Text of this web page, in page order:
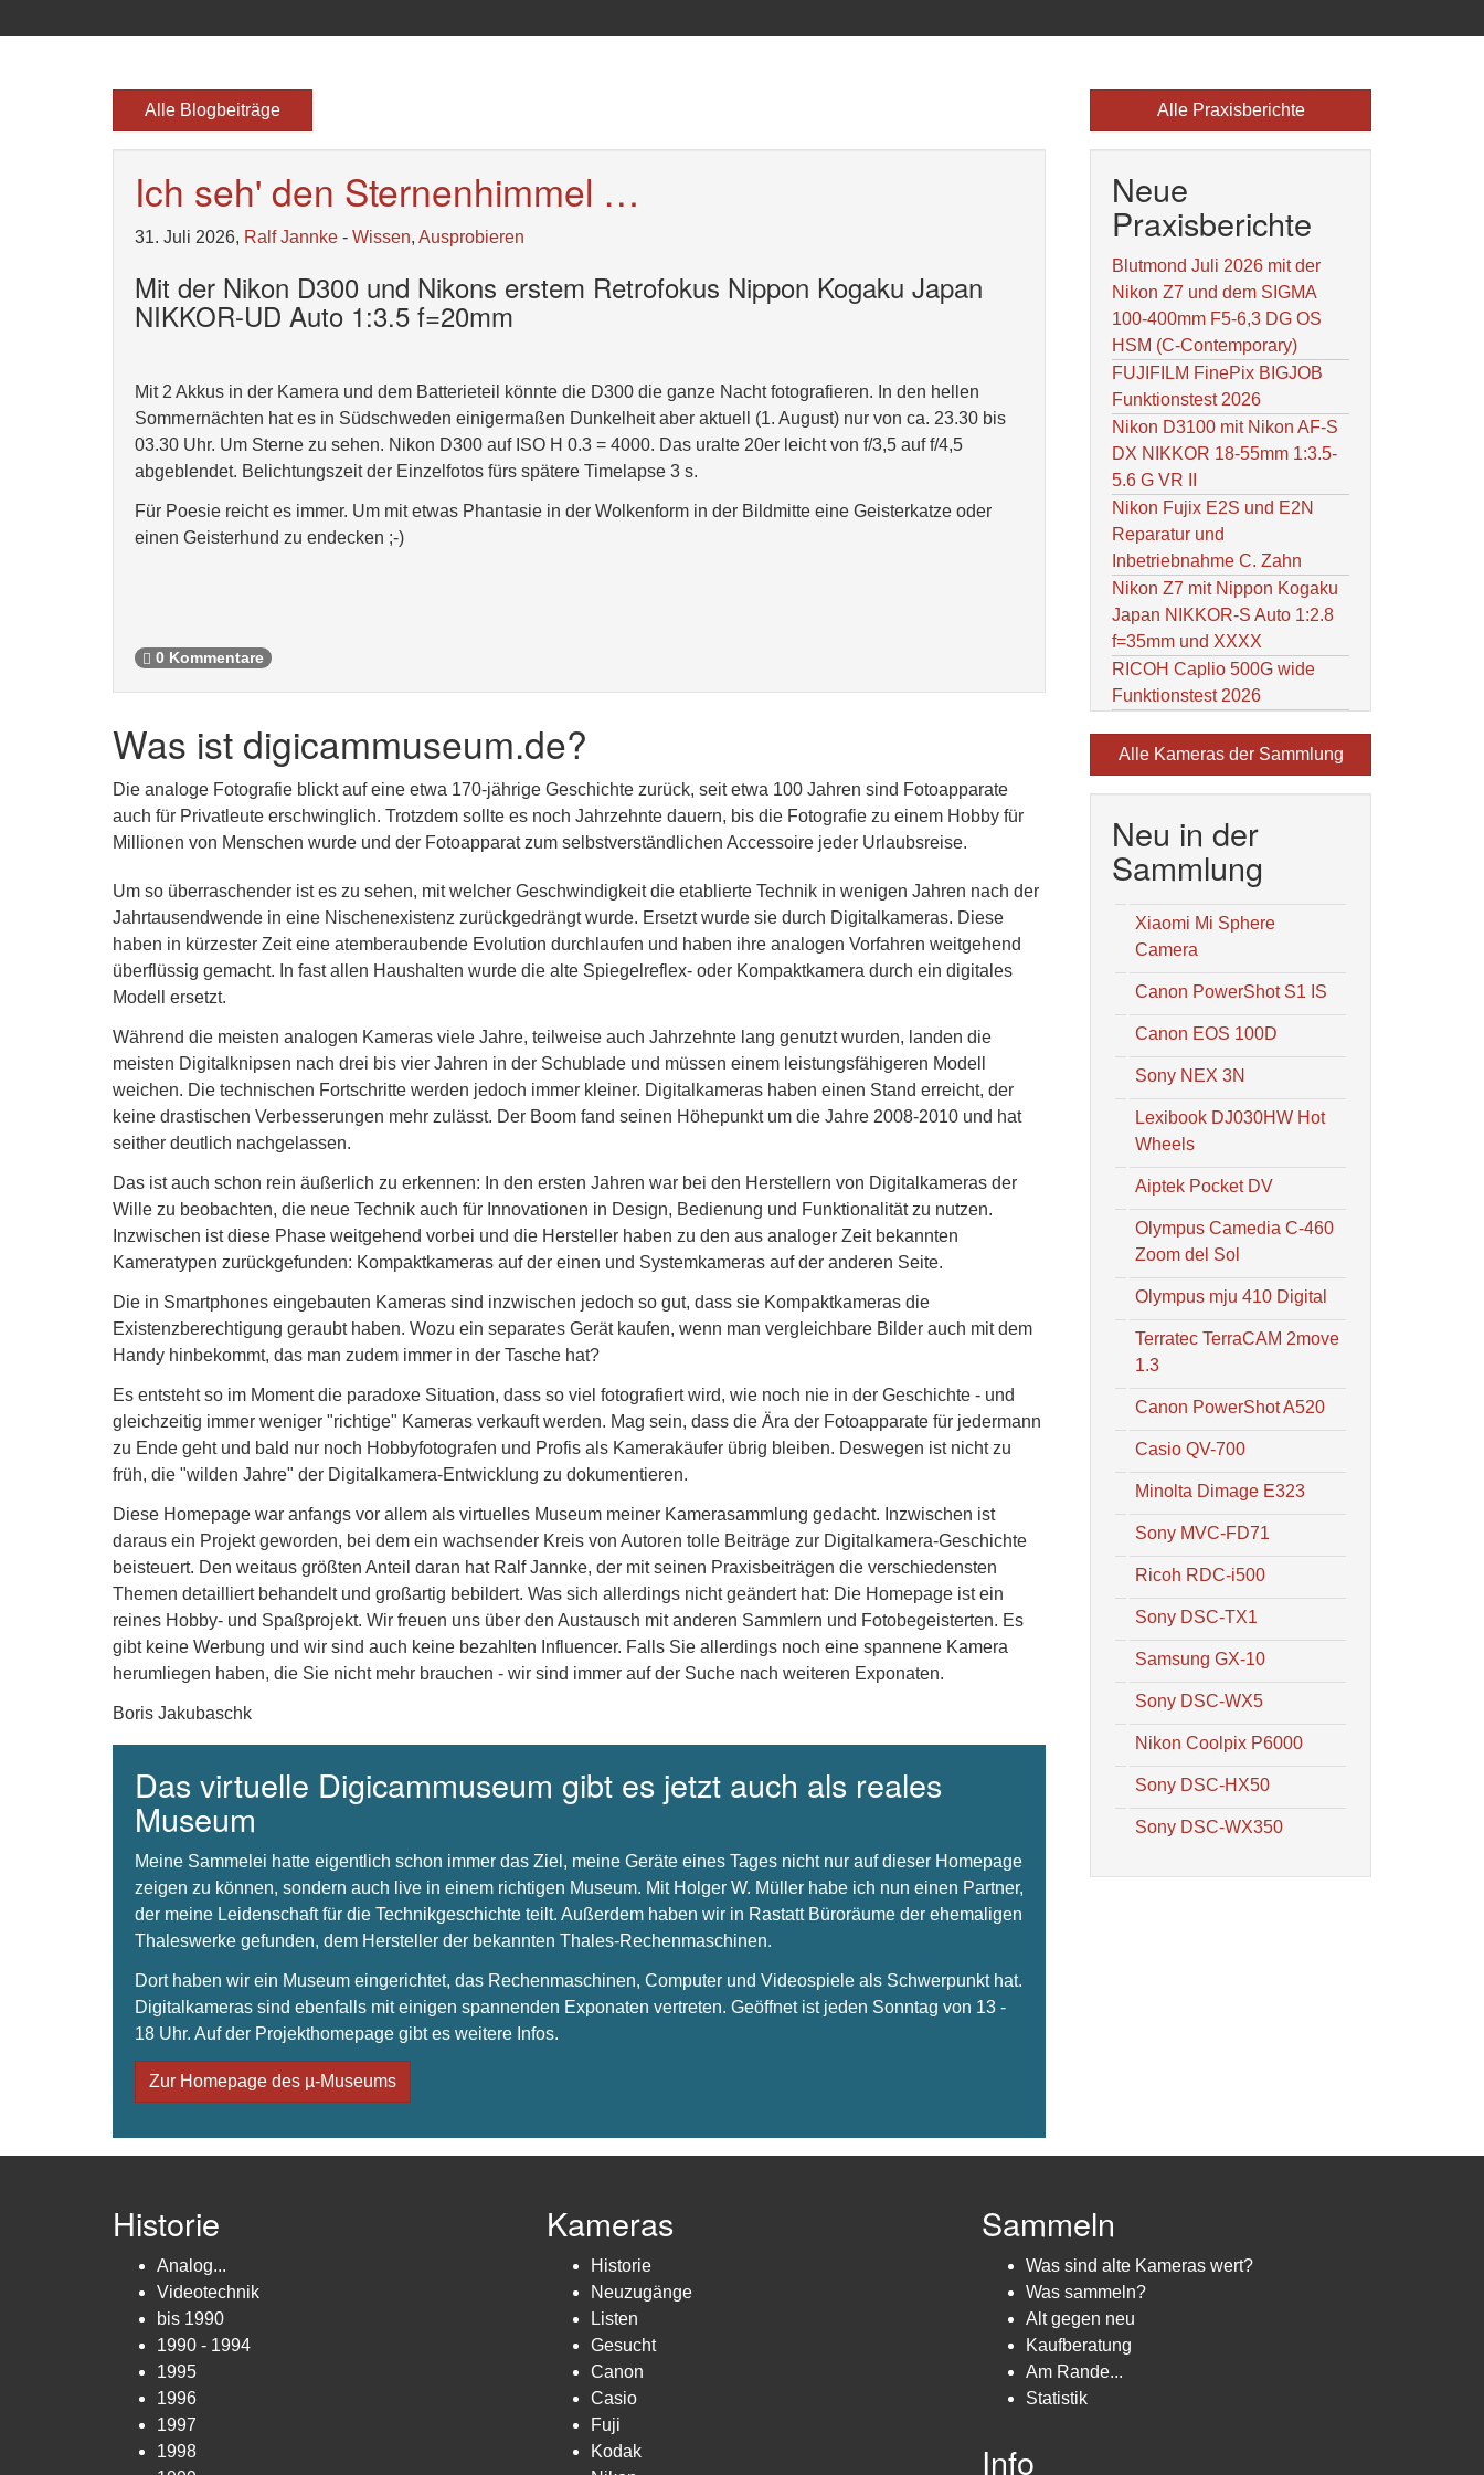
Alle Blogbeiträge
Ich seh' den Sternenhimmel …
31. Juli 2026, Ralf Jannke - Wissen, Ausprobieren
Mit der Nikon D300 und Nikons erstem Retrofokus Nippon Kogaku Japan
NIKKOR-UD Auto 1:3.5 f=20mm
Mit 2 Akkus in der Kamera und dem Batterieteil könnte die D300 die ganze Nacht fotografieren. In den hellen
Sommernächten hat es in Südschweden einigermaßen Dunkelheit aber aktuell (1. August) nur von ca. 23.30 bis
03.30 Uhr. Um Sterne zu sehen. Nikon D300 auf ISO H 0.3 = 4000. Das uralte 20er leicht von f/3,5 auf f/4,5
abgeblendet. Belichtungszeit der Einzelfotos fürs spätere Timelapse 3 s.
Für Poesie reicht es immer. Um mit etwas Phantasie in der Wolkenform in der Bildmitte eine Geisterkatze oder
einen Geisterhund zu endecken ;-)
0 Kommentare
Was ist digicammuseum.de?
Die analoge Fotografie blickt auf eine etwa 170-jährige Geschichte zurück, seit etwa 100 Jahren sind Fotoapparate
auch für Privatleute erschwinglich. Trotzdem sollte es noch Jahrzehnte dauern, bis die Fotografie zu einem Hobby für
Millionen von Menschen wurde und der Fotoapparat zum selbstverständlichen Accessoire jeder Urlaubsreise.
Um so überraschender ist es zu sehen, mit welcher Geschwindigkeit die etablierte Technik in wenigen Jahren nach der
Jahrtausendwende in eine Nischenexistenz zurückgedrängt wurde. Ersetzt wurde sie durch Digitalkameras. Diese
haben in kürzester Zeit eine atemberaubende Evolution durchlaufen und haben ihre analogen Vorfahren weitgehend
überflüssig gemacht. In fast allen Haushalten wurde die alte Spiegelreflex- oder Kompaktkamera durch ein digitales
Modell ersetzt.
Während die meisten analogen Kameras viele Jahre, teilweise auch Jahrzehnte lang genutzt wurden, landen die
meisten Digitalknipsen nach drei bis vier Jahren in der Schublade und müssen einem leistungsfähigeren Modell
weichen. Die technischen Fortschritte werden jedoch immer kleiner. Digitalkameras haben einen Stand erreicht, der
keine drastischen Verbesserungen mehr zulässt. Der Boom fand seinen Höhepunkt um die Jahre 2008-2010 und hat
seither deutlich nachgelassen.
Das ist auch schon rein äußerlich zu erkennen: In den ersten Jahren war bei den Herstellern von Digitalkameras der
Wille zu beobachten, die neue Technik auch für Innovationen in Design, Bedienung und Funktionalität zu nutzen.
Inzwischen ist diese Phase weitgehend vorbei und die Hersteller haben zu den aus analoger Zeit bekannten
Kameratypen zurückgefunden: Kompaktkameras auf der einen und Systemkameras auf der anderen Seite.
Die in Smartphones eingebauten Kameras sind inzwischen jedoch so gut, dass sie Kompaktkameras die
Existenzberechtigung geraubt haben. Wozu ein separates Gerät kaufen, wenn man vergleichbare Bilder auch mit dem
Handy hinbekommt, das man zudem immer in der Tasche hat?
Es entsteht so im Moment die paradoxe Situation, dass so viel fotografiert wird, wie noch nie in der Geschichte - und
gleichzeitig immer weniger "richtige" Kameras verkauft werden. Mag sein, dass die Ära der Fotoapparate für jedermann
zu Ende geht und bald nur noch Hobbyfotografen und Profis als Kamerakäufer übrig bleiben. Deswegen ist nicht zu
früh, die "wilden Jahre" der Digitalkamera-Entwicklung zu dokumentieren.
Diese Homepage war anfangs vor allem als virtuelles Museum meiner Kamerasammlung gedacht. Inzwischen ist
daraus ein Projekt geworden, bei dem ein wachsender Kreis von Autoren tolle Beiträge zur Digitalkamera-Geschichte
beisteuert. Den weitaus größten Anteil daran hat Ralf Jannke, der mit seinen Praxisbeiträgen die verschiedensten
Themen detailliert behandelt und großartig bebildert. Was sich allerdings nicht geändert hat: Die Homepage ist ein
reines Hobby- und Spaßprojekt. Wir freuen uns über den Austausch mit anderen Sammlern und Fotobegeisterten. Es
gibt keine Werbung und wir sind auch keine bezahlten Influencer. Falls Sie allerdings noch eine spannene Kamera
herumliegen haben, die Sie nicht mehr brauchen - wir sind immer auf der Suche nach weiteren Exponaten.
Boris Jakubaschk
Das virtuelle Digicammuseum gibt es jetzt auch als reales
Museum
Meine Sammelei hatte eigentlich schon immer das Ziel, meine Geräte eines Tages nicht nur auf dieser Homepage
zeigen zu können, sondern auch live in einem richtigen Museum. Mit Holger W. Müller habe ich nun einen Partner,
der meine Leidenschaft für die Technikgeschichte teilt. Außerdem haben wir in Rastatt Büroräume der ehemaligen
Thaleswerke gefunden, dem Hersteller der bekannten Thales-Rechenmaschinen.
Dort haben wir ein Museum eingerichtet, das Rechenmaschinen, Computer und Videospiele als Schwerpunkt hat.
Digitalkameras sind ebenfalls mit einigen spannenden Exponaten vertreten. Geöffnet ist jeden Sonntag von 13 -
18 Uhr. Auf der Projekthomepage gibt es weitere Infos.
Zur Homepage des µ-Museums
Alle Praxisberichte
Neue
Praxisberichte
Blutmond Juli 2026 mit der
Nikon Z7 und dem SIGMA
100-400mm F5-6,3 DG OS
HSM (C-Contemporary)
FUJIFILM FinePix BIGJOB
Funktionstest 2026
Nikon D3100 mit Nikon AF-S
DX NIKKOR 18-55mm 1:3.5-
5.6 G VR II
Nikon Fujix E2S und E2N
Reparatur und
Inbetriebnahme C. Zahn
Nikon Z7 mit Nippon Kogaku
Japan NIKKOR-S Auto 1:2.8
f=35mm und XXXX
RICOH Caplio 500G wide
Funktionstest 2026
Alle Kameras der Sammlung
Neu in der
Sammlung
Xiaomi Mi Sphere
Camera
Canon PowerShot S1 IS
Canon EOS 100D
Sony NEX 3N
Lexibook DJ030HW Hot
Wheels
Aiptek Pocket DV
Olympus Camedia C-460
Zoom del Sol
Olympus mju 410 Digital
Terratec TerraCAM 2move
1.3
Canon PowerShot A520
Casio QV-700
Minolta Dimage E323
Sony MVC-FD71
Ricoh RDC-i500
Sony DSC-TX1
Samsung GX-10
Sony DSC-WX5
Nikon Coolpix P6000
Sony DSC-HX50
Sony DSC-WX350
Historie
Analog...
Videotechnik
bis 1990
1990 - 1994
1995
1996
1997
1998
Kameras
Historie
Neuzugänge
Listen
Gesucht
Canon
Casio
Fuji
Kodak
Sammeln
Was sind alte Kameras wert?
Was sammeln?
Alt gegen neu
Kaufberatung
Am Rande...
Statistik
Info